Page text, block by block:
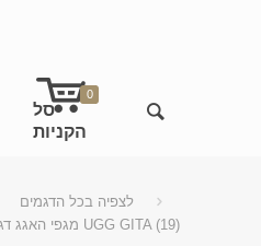
0
לצפיה בכל הדגמים
מגפי האגג דגם גיטה ילדים ומבוגרים UGG GITA (19)